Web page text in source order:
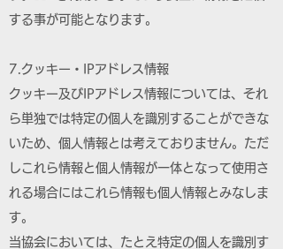
する事が可能となります。
7.クッキー・IPアドレス情報
クッキー及びIPアドレス情報については、それ
ら単独では特定の個人を識別することができな
いため、個人情報とは考えておりません。ただ
しこれら情報と個人情報が一体となって使用さ
れる場合にはこれら情報も個人情報とみなしま
す。
当協会においては、たとえ特定の個人を識別す